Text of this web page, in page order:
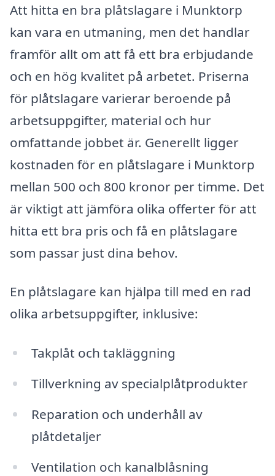
Att hitta en bra plåtslagare i Munktorp
kan vara en utmaning, men det handlar
framför allt om att få ett bra erbjudande
och en hög kvalitet på arbetet. Priserna
för plåtslagare varierar beroende på
arbetsuppgifter, material och hur
omfattande jobbet är. Generellt ligger
kostnaden för en plåtslagare i Munktorp
mellan 500 och 800 kronor per timme. Det
är viktigt att jämföra olika offerter för att
hitta ett bra pris och få en plåtslagare
som passar just dina behov.
En plåtslagare kan hjälpa till med en rad
olika arbetsuppgifter, inklusive:
Takplåt och takläggning
Tillverkning av specialplåtprodukter
Reparation och underhåll av
plåtdetaljer
Ventilation och kanalblåsning